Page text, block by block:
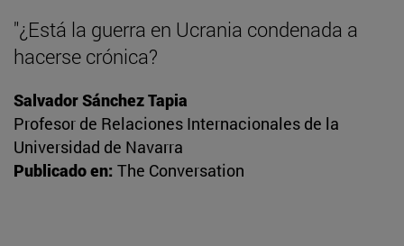
"¿Está la guerra en Ucrania condenada a
hacerse crónica?
Salvador Sánchez Tapia
Profesor de Relaciones Internacionales de la
Universidad de Navarra
Publicado en: The Conversation